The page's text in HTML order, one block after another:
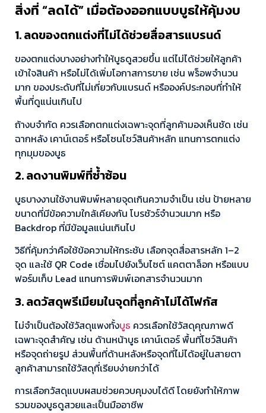
สิ่งที่ “ลดได้” เมื่อต้องออกแบบบูธให้คุ้มงบ
1. ลดของตกแต่งที่ไม่ได้ช่วยสื่อสารแบรนด์
ของตกแต่งบางอย่างทำให้บูธดูสวยขึ้น แต่ไม่ได้ช่วยให้ลูกค้า
เข้าใจสินค้า หรือไม่ได้เพิ่มโอกาสการขาย เช่น พร็อพจำนวน
มาก ของประดับที่ไม่เกี่ยวกับแบรนด์ หรือองค์ประกอบที่ทำให้
พื้นที่ดูแน่นเกินไป
ถ้างบจำกัด ควรเลือกตกแต่งเฉพาะจุดที่ลูกค้ามองเห็นชัด เช่น
ฉากหลัง เคาน์เตอร์ หรือโซนโชว์สินค้าหลัก แทนการตกแต่ง
ทุกมุมของบูธ
2. ลดงานพิมพ์ที่ซ้ำซ้อน
บูธบางงานใช้งานพิมพ์หลายจุดเกินความจำเป็น เช่น ป้ายหลาย
ขนาดที่มีข้อความใกล้เคียงกัน โบรชัวร์จำนวนมาก หรือ
Backdrop ที่มีข้อมูลแน่นเกินไป
วิธีที่คุ้มกว่าคือใช้ข้อความให้กระชับ เลือกจุดสื่อสารหลัก 1–2
จุด และใช้ QR Code เชื่อมไปยังเว็บไซต์ แคตตาล็อก หรือแบบ
ฟอร์มเก็บ Lead แทนการพิมพ์เอกสารจำนวนมาก
3. ลดวัสดุพรีเมียมในจุดที่ลูกค้าไม่ได้โฟกัส
ไม่จำเป็นต้องใช้วัสดุแพงทั้งบูธ ควรเลือกใช้วัสดุคุณภาพดี
เฉพาะจุดสำคัญ เช่น ด้านหน้าบูธ เคาน์เตอร์ พื้นที่โชว์สินค้า
หรือจุดถ่ายรูป ส่วนพื้นที่ด้านหลังหรือจุดที่ไม่ได้อยู่ในสายตา
ลูกค้าสามารถใช้วัสดุที่เรียบง่ายกว่าได้
การเลือกวัสดุแบบผสมช่วยควบคุมงบได้ดี โดยยังทำให้ภาพ
รวมของบูธดูสวยและเป็นมืออาชีพ